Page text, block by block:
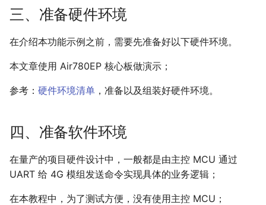
三、准备硬件环境
在介绍本功能示例之前，需要先准备好以下硬件环境。
本文章使用 Air780EP 核心板做演示；
参考： 硬件环境清单 ，准备以及组装好硬件环境。
四、准备软件环境
在量产的项目硬件设计中，一般都是由主控 MCU 通过
UART 给 4G 模组发送命令实现具体的业务逻辑；
在本教程中，为了测试方便，没有使用主控 MCU；